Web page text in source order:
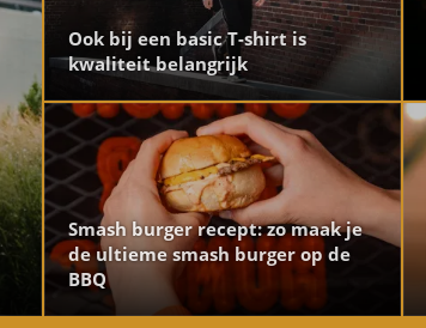
Ook bij een basic T-shirt is
kwaliteit belangrijk
Smash burger recept: zo maak je
de ultieme smash burger op de
BBQ